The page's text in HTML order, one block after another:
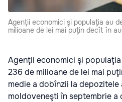
Agenţii economici şi populaţia au
milioane de lei mai puţin decît în
Agenţii economici şi
236 de milioane de lei mai
medie a dobînzii la depozitele
moldoveneşti în septembrie